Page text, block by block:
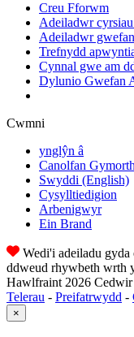
Creu Fforwm
Adeiladwr
Adeiladwr
Trefnydd
Cynnal gwe am
Dylunio Gwefan
Cwmni
ynglŷn â
Canolfan Gymorth
Swyddi (English)
Cysylltiedigion
Arbenigwyr
Ein Brand
Wedi'i adeiladu gyda
ddweud rhywbeth wrth
Hawlfraint 2026
Telerau - Preifatrwydd -
×